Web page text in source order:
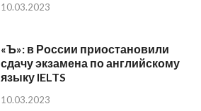
10.03.2023
«Ъ»: в России приостановили
сдачу экзамена по английскому
языку IELTS
10.03.2023